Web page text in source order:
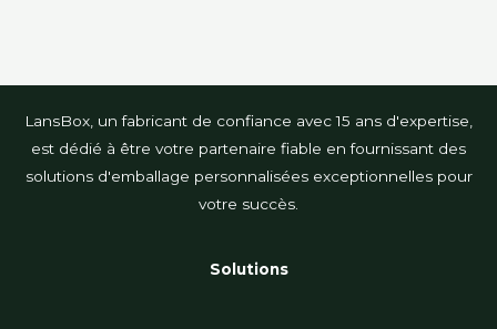
LansBox, un fabricant de confiance avec 15 ans d'expertise,
est dédié à être votre partenaire fiable en fournissant des
solutions d'emballage personnalisées exceptionnelles pour
votre succès.
Solutions